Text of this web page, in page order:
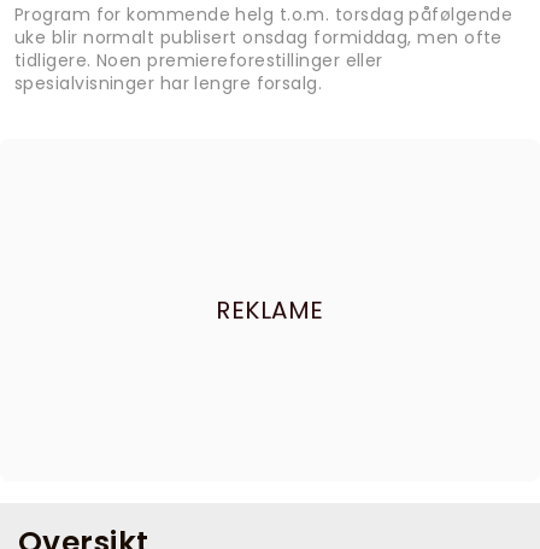
Program for kommende helg t.o.m. torsdag påfølgende
uke blir normalt publisert onsdag formiddag, men ofte
tidligere. Noen premiereforestillinger eller
spesialvisninger har lengre forsalg.
REKLAME